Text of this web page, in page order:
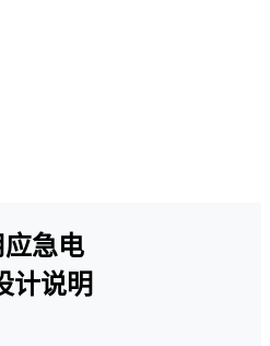
应急电
计说明